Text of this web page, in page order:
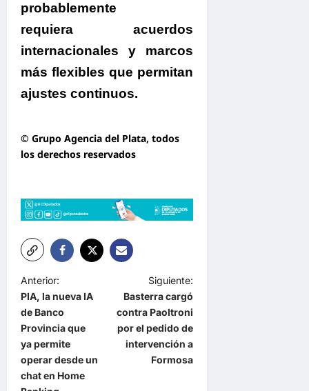
probablemente
requiera acuerdos
internacionales y marcos
más flexibles que permitan
ajustes continuos.
© Grupo Agencia del Plata, todos
los derechos reservados
N
a
v
e
g
Anterior:
PIA, la nueva IA
de Banco
Provincia que
ya permite
operar desde un
chat en Home
Siguiente:
Basterra cargó
contra Paoltroni
por el pedido de
intervención a
Formosa